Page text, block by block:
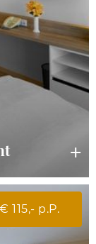
115,- p.P.